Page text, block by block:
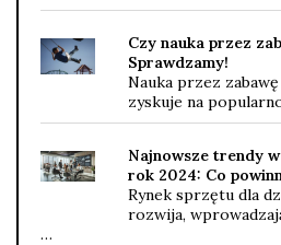
Czy nauka przez
Sprawdzamy!
Nauka przez
zyskuje na
Najnowsze trendy
rok 2024: Co
Rynek sprzętu dla
rozwija,
…